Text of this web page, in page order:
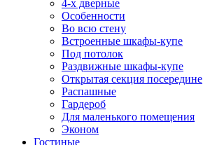
4-х дверные
Особенности
Во всю стену
Встроенные шкафы-купе
Под потолок
Раздвижные шкафы-купе
Открытая секция посередине
Распашные
Гардероб
Для маленького помещения
Эконом
Гостиные